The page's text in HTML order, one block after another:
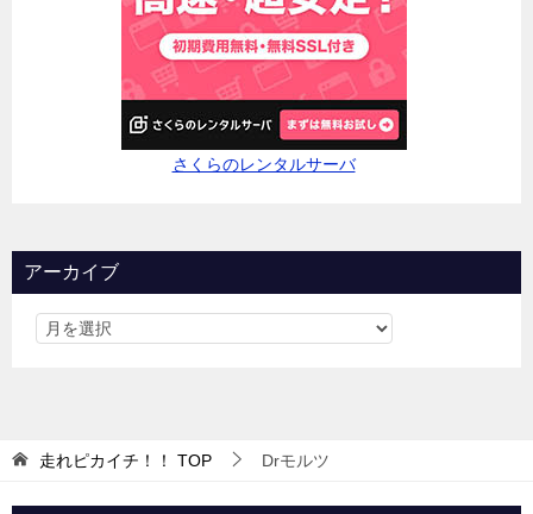
さくらのレンタルサーバ
アーカイブ
走れピカイチ！！ TOP Drモルツ